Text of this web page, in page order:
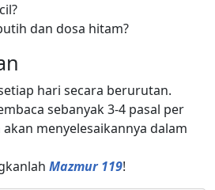
dan dosa hitam?
hari secara berurutan.
sebanyak 3-4 pasal per
menyelesaikannya dalam
Mazmur 119!